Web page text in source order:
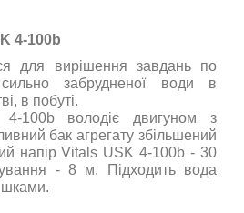
4-100b
для вирішення завдань по
забрудненої води в
в побуті.
100b володіє двигуном з
бак агрегату збільшений
напір Vitals USK 4-100b - 30
- 8 м. Підходить вода